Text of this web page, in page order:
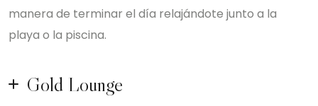
manera de terminar el día relajándote junto a la
playa o la piscina.
Gold Lounge